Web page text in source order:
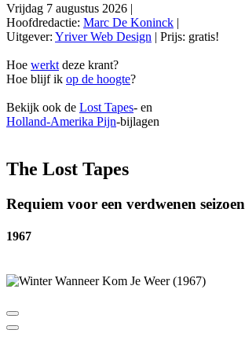
Vrijdag 7 augustus 2026 |
Hoofdredactie: Marc De Koninck |
Uitgever: Yriver Web Design | Prijs: gratis!
Hoe werkt deze krant?
Hoe blijf ik op de hoogte?
Bekijk ook de Lost Tapes- en
Holland-Amerika Pijn-bijlagen
The Lost Tapes
Requiem voor een verdwenen seizoen
1967